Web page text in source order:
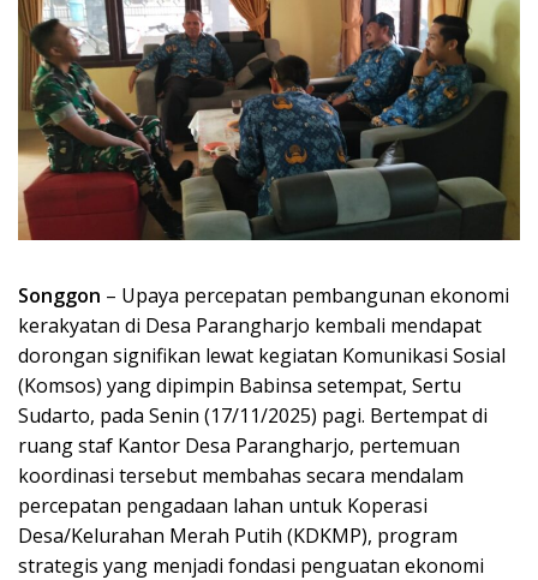
Songgon – Upaya percepatan pembangunan ekonomi
kerakyatan di Desa Parangharjo kembali mendapat
dorongan signifikan lewat kegiatan Komunikasi Sosial
(Komsos) yang dipimpin Babinsa setempat, Sertu
Sudarto, pada Senin (17/11/2025) pagi. Bertempat di
ruang staf Kantor Desa Parangharjo, pertemuan
koordinasi tersebut membahas secara mendalam
percepatan pengadaan lahan untuk Koperasi
Desa/Kelurahan Merah Putih (KDKMP), program
strategis yang menjadi fondasi penguatan ekonomi